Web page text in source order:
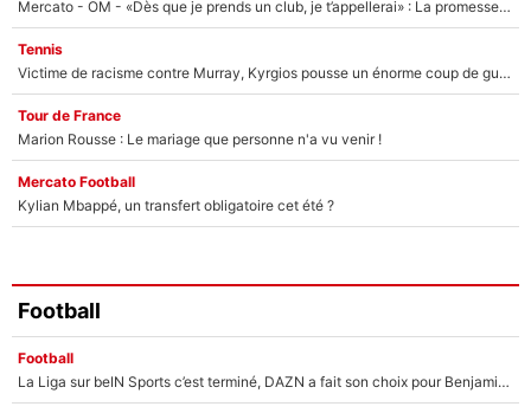
Mercato - OM - «Dès que je prends un club, je t’appellerai» : La promesse de Marcelino au moment de claquer la porte
Tennis
Victime de racisme contre Murray, Kyrgios pousse un énorme coup de gueule !
Tour de France
Marion Rousse : Le mariage que personne n'a vu venir !
Mercato Football
Kylian Mbappé, un transfert obligatoire cet été ?
Football
Football
La Liga sur beIN Sports c’est terminé, DAZN a fait son choix pour Benjamin Da Silva et Omar Da Fonseca !